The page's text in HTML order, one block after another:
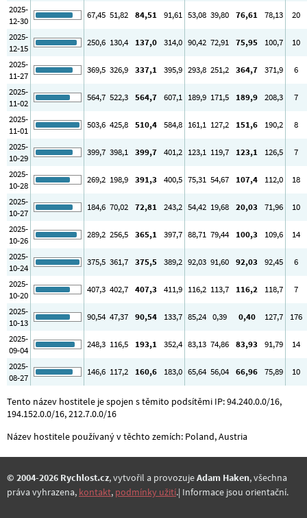
2025-
12-30
67,45 51,82 84,51 91,61 53,08 39,80 76,61 78,13
20
2025-
12-15
250,6 130,4 137,0 314,0 90,42 72,91 75,95 100,7
10
2025-
11-27
369,5 326,9 337,1 395,9 293,8 251,2 364,7 371,9
6
2025-
11-02
564,7 522,3 564,7 607,1 189,9 171,5 189,9 208,3
7
2025-
11-01
503,6 425,8 510,4 584,8 161,1 127,2 151,6 190,2
8
2025-
10-29
399,7 398,1 399,7 401,2 123,1 119,7 123,1 126,5
7
2025-
10-28
269,2 198,9 391,3 400,5 75,31 54,67 107,4 112,0
18
2025-
10-27
184,6 70,02 72,81 243,2 54,42 19,68 20,03 71,96
10
2025-
10-26
289,2 256,5 365,1 397,7 88,71 79,44 100,3 109,6
14
2025-
10-24
375,5 361,7 375,5 389,2 92,03 91,60 92,03 92,45
6
2025-
10-20
407,3 402,7 407,3 411,9 116,2 113,7 116,2 118,7
7
2025-
10-13
90,54 47,37 90,54 133,7 85,24 0,39 0,40 127,7
176
2025-
09-04
248,3 116,5 193,1 352,4 83,13 74,86 83,93 91,79
14
2025-
08-27
146,6 117,2 160,6 183,0 65,64 56,04 66,96 75,89 10
Tento název hostitele je spojen s těmito podsítěmi IP: 94.240.0.0/16,
194.152.0.0/16, 212.7.0.0/16
Název hostitele používaný v těchto zemích: Poland, Austria
© 2004-2026 Rychlost.cz, vytvořil a provozujeAdam Haken, všechna
práva vyhrazena, kontakt, podmínky užití.| Informace jsou orientační.